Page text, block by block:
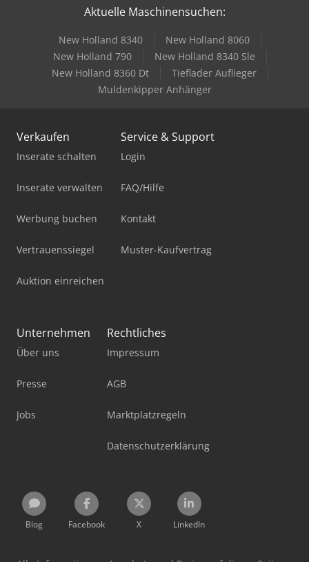
Aktuelle Maschinensuchen:
New Holland 8340
New Holland 8060
New Holland 790
New Holland 8340 Sle
New Holland 8360 Dt
Tieflader Auflieger
Muldenkipper Anhänger
Verkaufen
Inserate schalten
Inserate verwalten
Werbung buchen
Vertrauenssiegel
Auktion einreichen
Service & Support
Login
FAQ/Hilfe
Kontakt
Muster-Kaufvertrag
Unternehmen
Über uns
Presse
Jobs
Rechtliches
Impressum
AGB
Marktplatzregeln
Datenschutzerklärung
Blog Facebook X LinkedIn